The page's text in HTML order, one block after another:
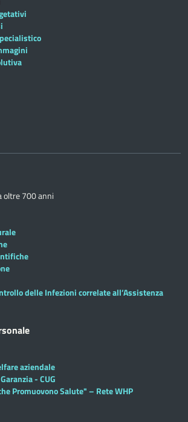
oltre 700 anni
delle Infezioni correlate all’Assistenza
aziendale
- CUG
Promuovono Salute" – Rete WHP